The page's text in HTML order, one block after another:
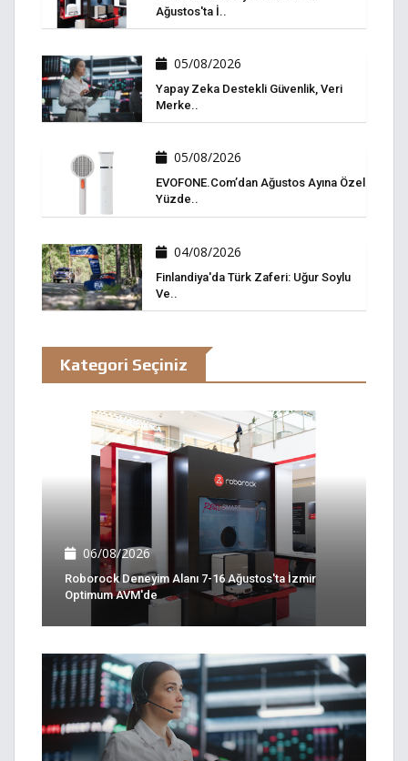
Ağustos'ta İ..
05/08/2026
Yapay Zeka Destekli Güvenlik, Veri
Merke..
05/08/2026
EVOFONE.com’dan Ağustos Ayına Özel
Yüzde..
04/08/2026
Finlandiya'da Türk Zaferi: Uğur Soylu
Ve..
Kategori Seçiniz
06/08/2026
Roborock Deneyim Alanı 7-16 Ağustos'ta İzmir
Optimum AVM'de